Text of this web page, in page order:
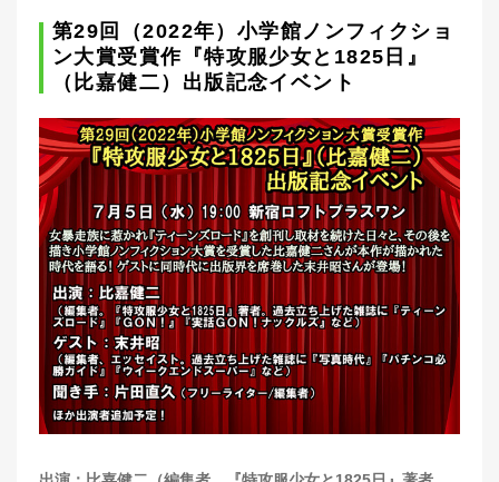
第29回（2022年）小学館ノンフィクショ
ン大賞受賞作『特攻服少女と1825日』
（比嘉健二）出版記念イベント